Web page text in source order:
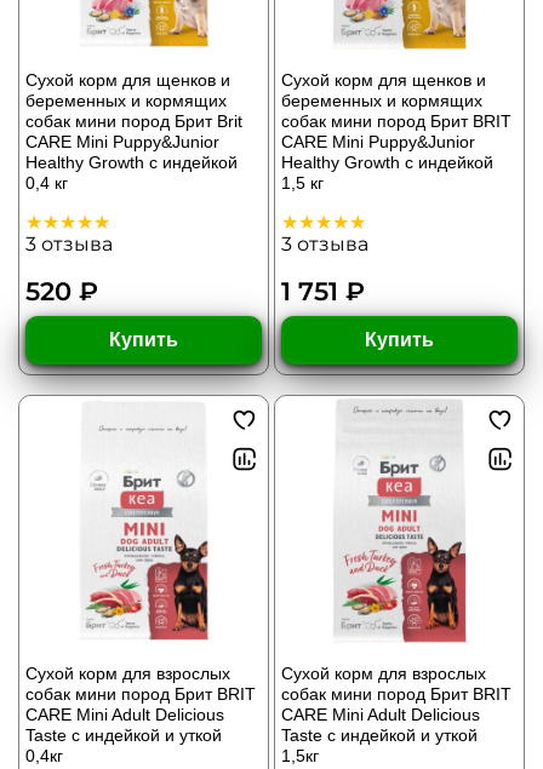
Сухой корм для щенков и
беременных и кормящих
собак мини пород Брит Brit
CARE Mini Puppy&Junior
Healthy Growth с индейкой
0,4 кг
3 отзыва
520 ₽
Купить
Сухой корм для щенков и
беременных и кормящих
собак мини пород Брит BRIT
CARE Mini Puppy&Junior
Healthy Growth с индейкой
1,5 кг
3 отзыва
1 751 ₽
Купить
Сухой корм для взрослых
собак мини пород Брит BRIT
CARE Mini Adult Delicious
Taste с индейкой и уткой
0,4кг
Сухой корм для взрослых
собак мини пород Брит BRIT
CARE Mini Adult Delicious
Taste с индейкой и уткой
1,5кг